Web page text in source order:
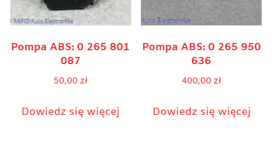
Pompa ABS: 0 265 801
087
50,00zł
Dowiedz się więcej
Pompa ABS: 0 265 950
636
400,00zł
Dowiedz się więcej